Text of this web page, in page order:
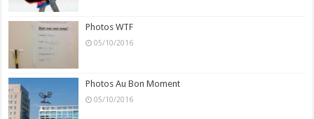
Photos WTF
05/10/2016
Photos Au Bon Moment
05/10/2016